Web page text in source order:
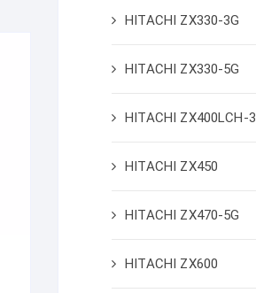
HITACHI ZX330-3G
HITACHI ZX330-5G
HITACHI ZX400LCH-3
HITACHI ZX450
HITACHI ZX470-5G
HITACHI ZX600